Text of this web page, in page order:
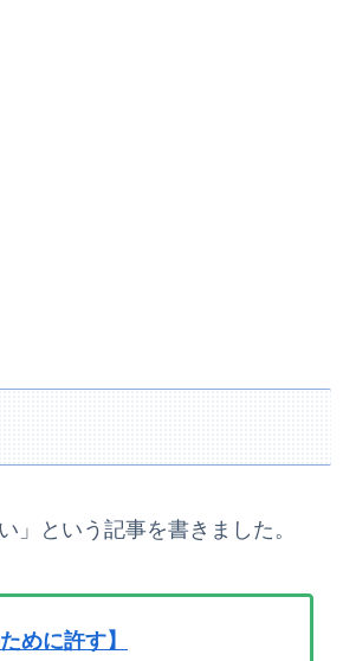
」という記事を書きました。
めに許す】